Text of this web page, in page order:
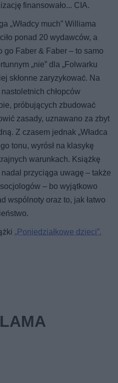
finansowało... CIA.
„Władcy much” Williama
ponad 20 wydawców, a
go Faber & Faber – to samo
„nie” dla „Folwarku
skłonne zaryzykować. Na
chłopców
próbujących zbudować
zasady, uznawano za zbyt
Z czasem jednak „Władca
tonu, wyrósł na klasykę
warunkach. Książkę
przyciąga uwagę – także
– bo wyjątkowo
wspólnoty oraz to, jak łatwo
„Poniedziałkowe dzieci”.